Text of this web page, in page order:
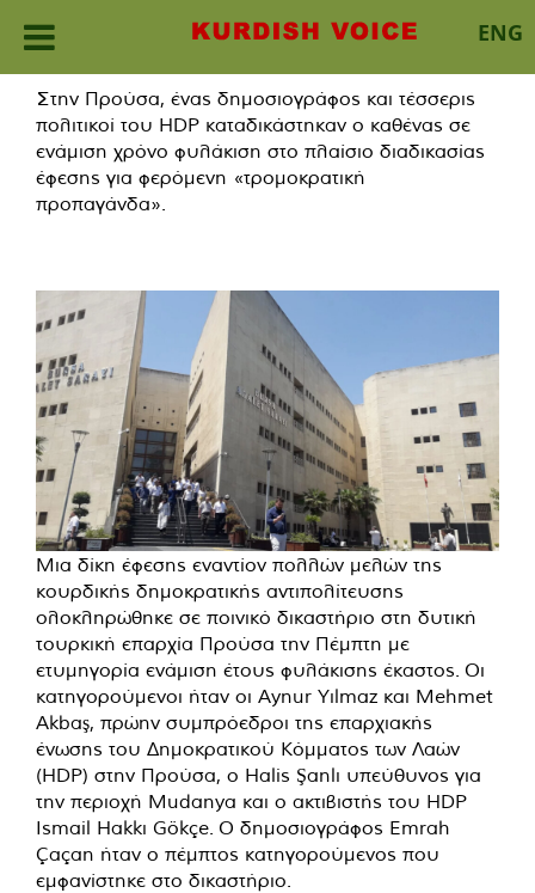
ENG
content
Στην Προύσα, ένας δημοσιογράφος και τέσσερις
πολιτικοί του HDP καταδικάστηκαν ο καθένας σε
ενάμιση χρόνο φυλάκιση στο πλαίσιο διαδικασίας
έφεσης για φερόμενη «τρομοκρατική
προπαγάνδα».
Μια δίκη έφεσης εναντίον πολλών μελών της
κουρδικής δημοκρατικής αντιπολίτευσης
ολοκληρώθηκε σε ποινικό δικαστήριο στη δυτική
τουρκική επαρχία Προύσα την Πέμπτη με
ετυμηγορία ενάμιση έτους φυλάκισης έκαστος. Οι
κατηγορούμενοι ήταν οι Aynur Yılmaz και Mehmet
Akbaş, πρώην συμπρόεδροι της επαρχιακής
ένωσης του Δημοκρατικού Κόμματος των Λαών
(HDP) στην Προύσα, ο Halis Şanlı υπεύθυνος για
την περιοχή Mudanya και ο ακτιβιστής του HDP
Ismail Hakkı Gökçe. Ο δημοσιογράφος Emrah
Çaçan ήταν ο πέμπτος κατηγορούμενος που
εμφανίστηκε στο δικαστήριο.